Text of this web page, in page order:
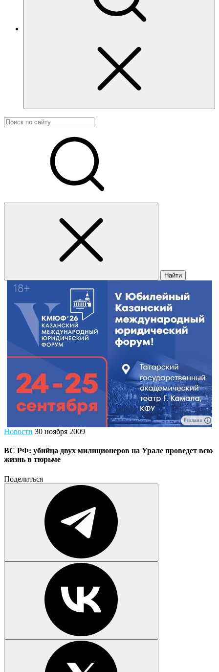
Найти
Реклама
Новости 30 ноября 2009
ВС РФ: убийца двух милиционеров на Урале проведет всю
жизнь в тюрьме
Поделиться